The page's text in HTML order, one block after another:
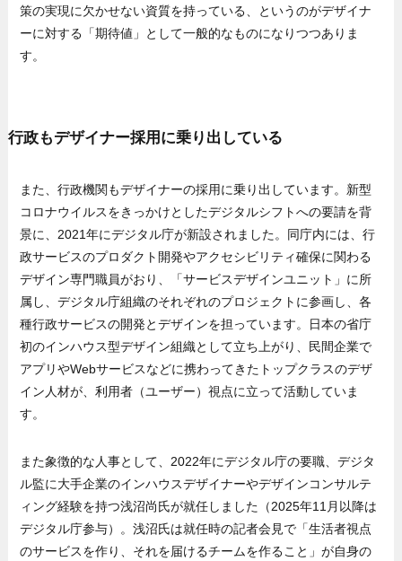
策の実現に欠かせない資質を持っている、というのがデザイナ
ーに対する「期待値」として一般的なものになりつつありま
す。
行政もデザイナー採用に乗り出している
また、行政機関もデザイナーの採用に乗り出しています。新型
コロナウイルスをきっかけとしたデジタルシフトへの要請を背
景に、2021年にデジタル庁が新設されました。同庁内には、行
政サービスのプロダクト開発やアクセシビリティ確保に関わる
デザイン専門職員がおり、「サービスデザインユニット」に所
属し、デジタル庁組織のそれぞれのプロジェクトに参画し、各
種行政サービスの開発とデザインを担っています。日本の省庁
初のインハウス型デザイン組織として立ち上がり、民間企業で
アプリやWebサービスなどに携わってきたトップクラスのデザ
イン人材が、利用者（ユーザー）視点に立って活動していま
す。
また象徴的な人事として、2022年にデジタル庁の要職、デジタ
ル監に大手企業のインハウスデザイナーやデザインコンサルテ
ィング経験を持つ浅沼尚氏が就任しました（2025年11月以降は
デジタル庁参与）。浅沼氏は就任時の記者会見で「生活者視点
のサービスを作り、それを届けるチームを作ること」が自身の